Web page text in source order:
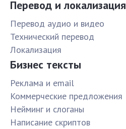
Перевод и локализация
Перевод аудио и видео
Технический перевод
Локализация
Бизнес тексты
Реклама и email
Коммерческие предложения
Нейминг и слоганы
Написание скриптов